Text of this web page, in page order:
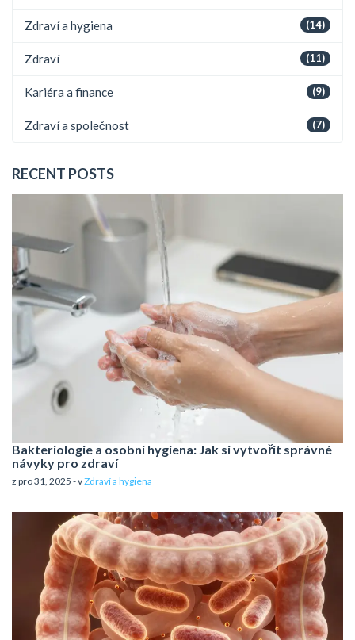
(14)
Zdraví a hygiena
(11)
Zdraví
(9)
Kariéra a finance
(7)
Zdraví a společnost
RECENT POSTS
Bakteriologie a osobní hygiena: Jak si vytvořit správné
návyky pro zdraví
z pro 31, 2025 - vZdraví a hygiena